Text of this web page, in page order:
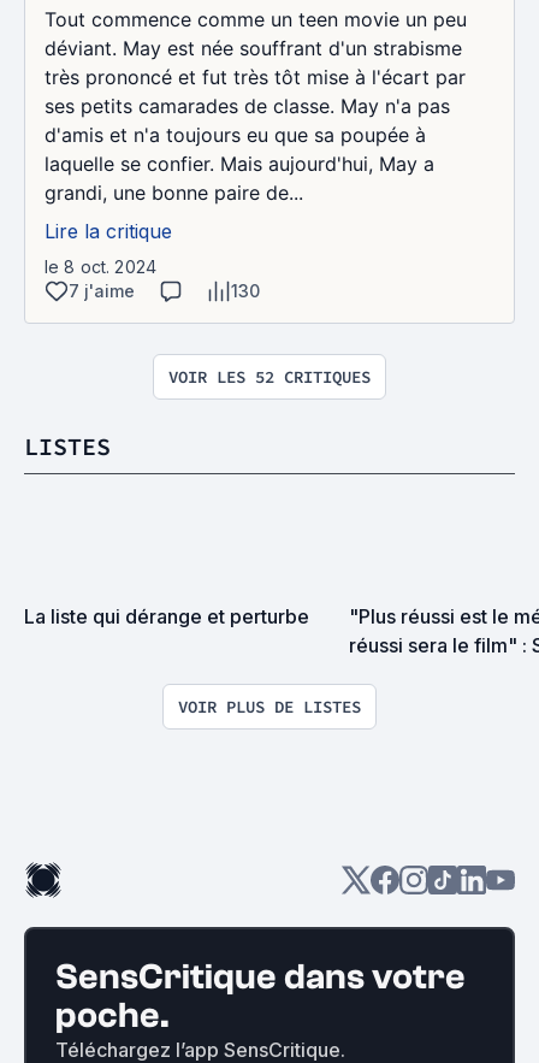
Tout commence comme un teen movie un peu
déviant. May est née souffrant d'un strabisme
très prononcé et fut très tôt mise à l'écart par
ses petits camarades de classe. May n'a pas
d'amis et n'a toujours eu que sa poupée à
laquelle se confier. Mais aujourd'hui, May a
grandi, une bonne paire de...
Lire la critique
le 8 oct. 2024
7 j'aime
130
VOIR LES 52 CRITIQUES
LISTES
La liste qui dérange et perturbe
"Plus réussi est le
réussi sera le film" :
VOIR PLUS DE LISTES
SensCritique dans votre
poche.
Téléchargez l’app SensCritique.